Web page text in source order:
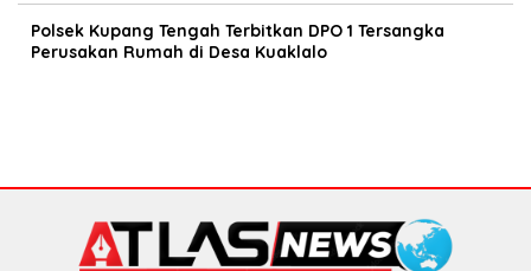
Polsek Kupang Tengah Terbitkan DPO 1 Tersangka
Perusakan Rumah di Desa Kuaklalo